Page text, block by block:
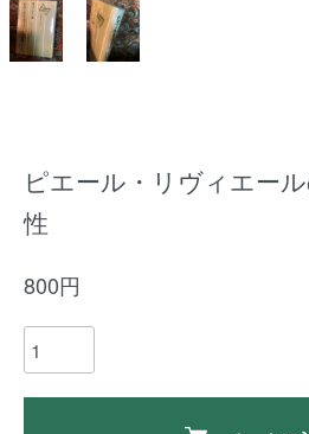
ピエール・リヴィエー
性
800円